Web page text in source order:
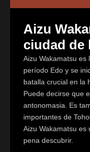
Aizu
ciudad de
Aizu Wakamatsu es
período Edo y se
batalla crucial en la
Puede decirse que
antonomasia. Es
importantes de
Aizu Wakamatsu es
pena descubrir.